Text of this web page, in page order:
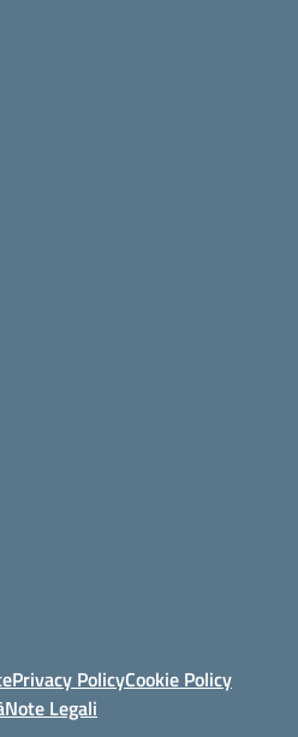
Privacy PolicyCookie Policy
Note Legali